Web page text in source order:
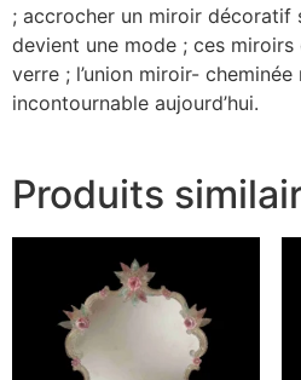
; accrocher un miroir décoratif
devient une mode ; ces
verre ; l’union miroir- cheminée
incontournable aujourd’hui.
Produits